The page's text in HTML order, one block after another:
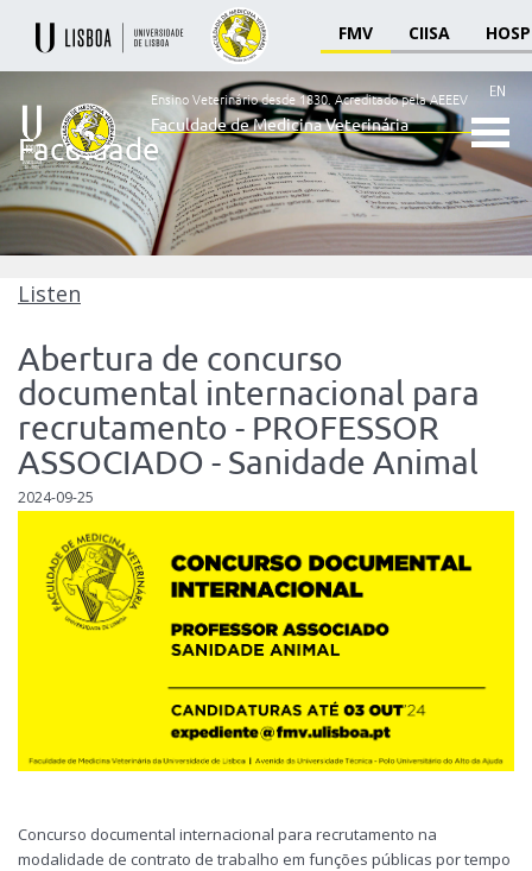
FMV CIISA
Ensino
Veterinário
desde
Faculdade
de
Veterinária
EN
Ensino Veterinário desde 1830.Acreditado pela AEEEV
Faculdade de Medicina Veterinária
Faculdade
Listen
Abertura de concurso
documental internacional para
recrutamento - PROFESSOR
ASSOCIADO - Sanidade Animal
2024-09-25
Concurso documental internacional para recrutamento na
modalidade de contrato de trabalho em funções públicas por tempo